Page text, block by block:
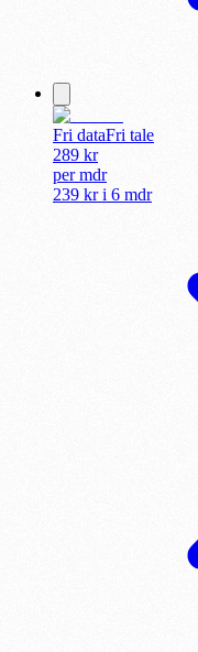
Fri dataFri tale
289 kr
permdr
239 kr i 6 mdr